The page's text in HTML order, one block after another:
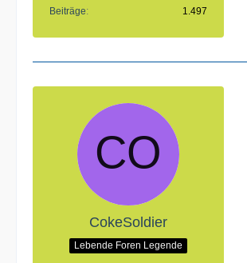
Beiträge
1.497
CokeSoldier
Lebende Foren Legende